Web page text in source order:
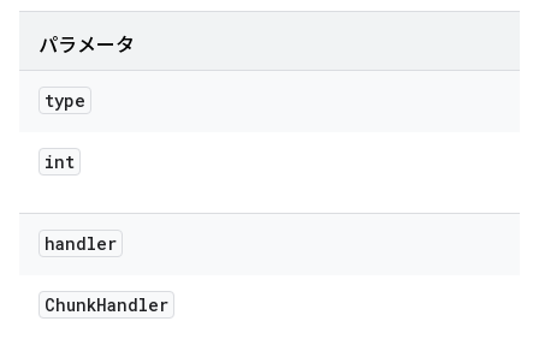
パラメータ
type
int
handler
ChunkHandler